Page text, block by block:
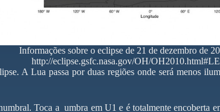
Informações sobre o eclipse de 21 de dezembro de
http://eclipse.gsfc.nasa.gov/OH/
A Lua passa por duas regiões onde será menos
Toca a umbra em U1 e é totalmente encoberta